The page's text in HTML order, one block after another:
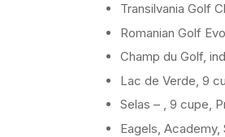
Transilvania Golf
Romanian Golf
Champ du Golf,
Lac de Verde, 9
Selas – , 9 cupe,
Eagels, Academy,